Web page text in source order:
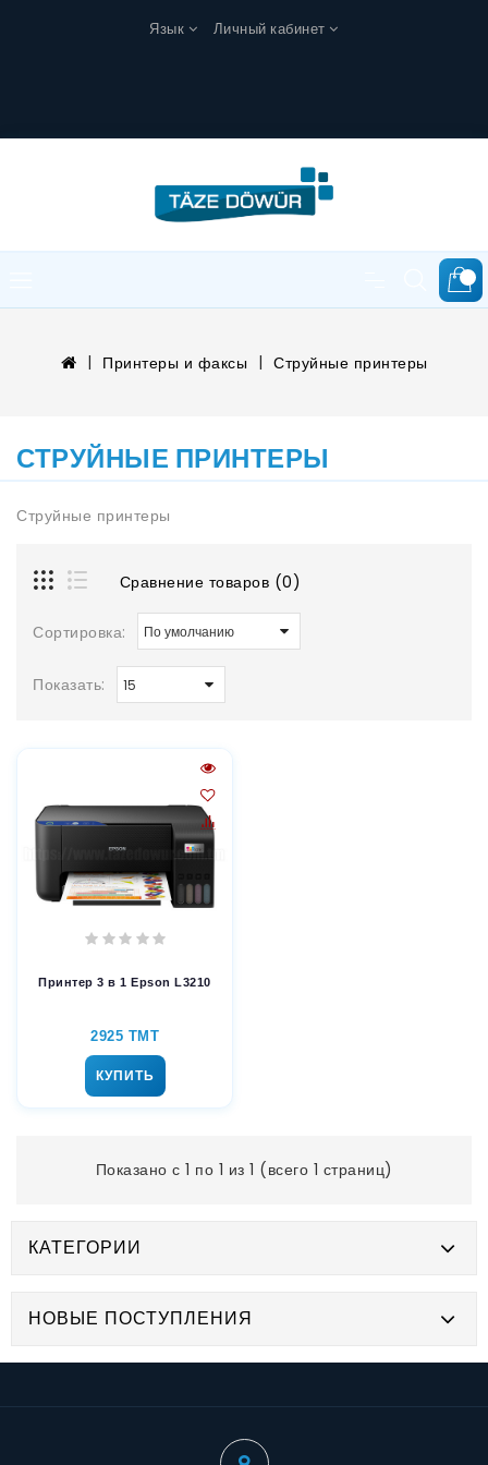
Язык Личный кабинет
0
Принтеры и факсы Струйные принтеры
СТРУЙНЫЕ ПРИНТЕРЫ
Струйные принтеры
Сравнение товаров (0)
Сортировка:
Показать:
Принтер 3 в 1 Epson L3210
2925 TMT
КУПИТЬ
Показано с 1 по 1 из 1 (всего 1 страниц)
КАТЕГОРИИ
НОВЫЕ ПОСТУПЛЕНИЯ